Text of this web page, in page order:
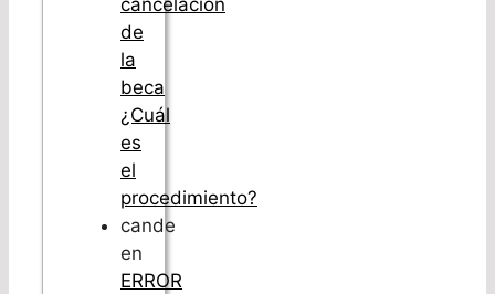
cancelación
de
la
beca
¿Cuál
es
el
procedimiento?
cande
en
ERROR